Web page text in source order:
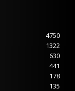
4750
1322
630
441
178
135